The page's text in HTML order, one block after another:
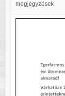
megjegyzések